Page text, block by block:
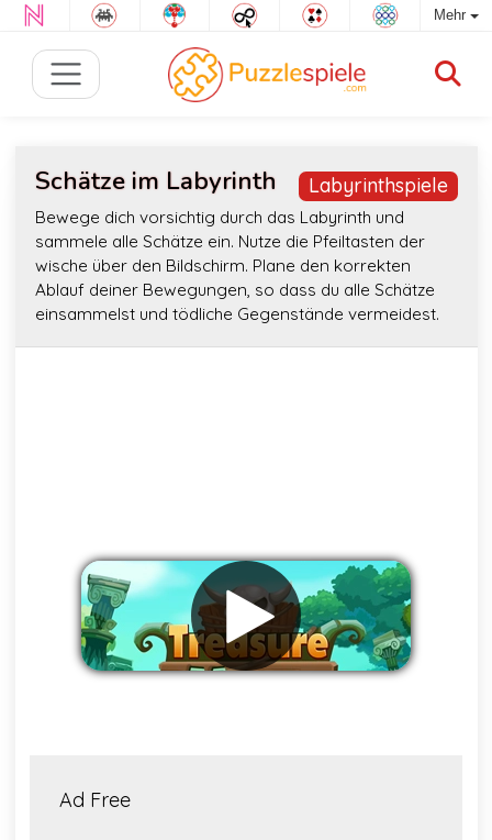
Mehr
Labyrinthspiele
Schätze im Labyrinth
Bewege dich vorsichtig durch das Labyrinth und
sammele alle Schätze ein. Nutze die Pfeiltasten der
wische über den Bildschirm. Plane den korrekten
Ablauf deiner Bewegungen, so dass du alle Schätze
einsammelst und tödliche Gegenstände vermeidest.
Ad Free